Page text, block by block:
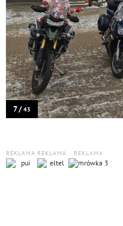
7 /43
REKLAMA REKLAMA REKLAMA